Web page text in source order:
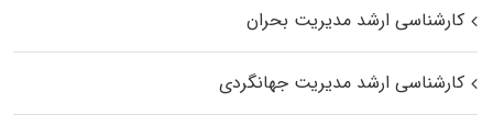
کارشناسی ارشد مدیریت بحران
کارشناسی ارشد مدیریت جهانگردی